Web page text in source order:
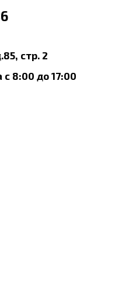
стр. 2
8:00 до 17:00